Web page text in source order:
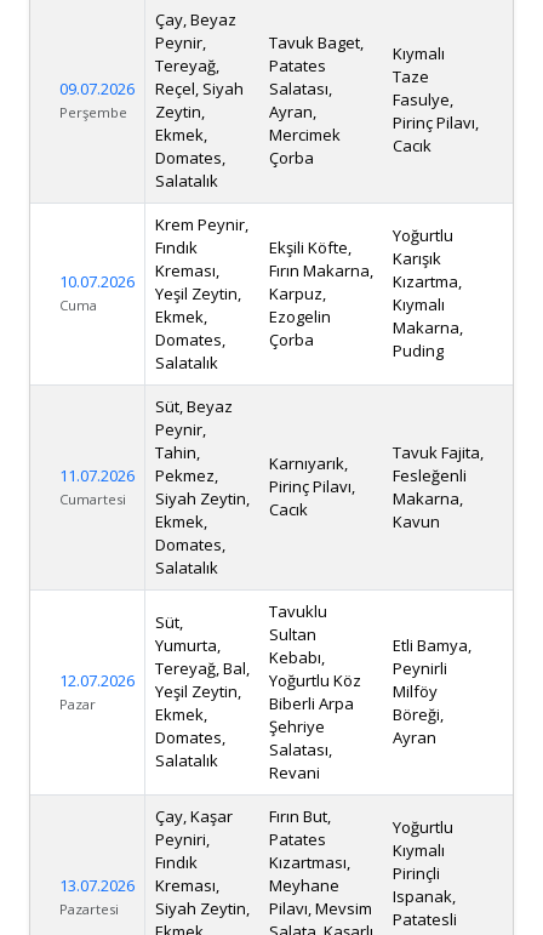
09.07.2026
Perşembe
Çay, Beyaz
Peynir,
Tereyağ,
Reçel, Siyah
Zeytin,
Ekmek,
Domates,
Salatalık
Tavuk Baget,
Patates
Salatası,
Ayran,
Mercimek
Çorba
Kıymalı
Taze
Fasulye,
Pirinç Pilavı,
Cacık
10.07.2026
Cuma
Krem Peynir,
Fındık
Kreması,
Yeşil Zeytin,
Ekmek,
Domates,
Salatalık
Ekşili Köfte,
Fırın Makarna,
Karpuz,
Ezogelin
Çorba
Yoğurtlu
Karışık
Kızartma,
Kıymalı
Makarna,
Puding
11.07.2026
Cumartesi
Süt, Beyaz
Peynir,
Tahin,
Pekmez,
Siyah Zeytin,
Ekmek,
Domates,
Salatalık
Karnıyarık,
Pirinç Pilavı,
Cacık
Tavuk Fajita,
Fesleğenli
Makarna,
Kavun
12.07.2026
Pazar
Süt,
Yumurta,
Tereyağ, Bal,
Yeşil Zeytin,
Ekmek,
Domates,
Salatalık
Tavuklu
Sultan
Kebabı,
Yoğurtlu Köz
Biberli Arpa
Şehriye
Salatası,
Revani
Etli Bamya,
Peynirli
Milföy
Böreği,
Ayran
13.07.2026
Pazartesi
Çay, Kaşar
Peyniri,
Fındık
Kreması,
Siyah Zeytin,
Fırın But,
Patates
Kızartması,
Meyhane
Pilavı, Mevsim
Yoğurtlu
Kıymalı
Pirinçli
Ispanak,
Patatesli